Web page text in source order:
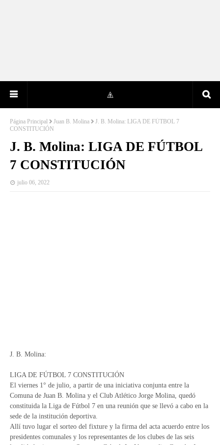
Página Principal Juan B. Molina
J. B. Molina: LIGA DE FÚTBOL 7
CONSTITUCIÓN
J. B. Molina: LIGA DE FÚTBOL
7 CONSTITUCIÓN
julio 06, 2022
J. B. Molina:
LIGA DE FÚTBOL 7 CONSTITUCIÓN
El viernes 1° de julio, a partir de una iniciativa conjunta entre la
Comuna de Juan B. Molina y el Club Atlético Jorge Molina, quedó
constituida la Liga de Fútbol 7 en una reunión que se llevó a cabo en la
sede de la institución deportiva.
Allí tuvo lugar el sorteo del fixture y la firma del acta acuerdo entre los
presidentes comunales y los representantes de los clubes de las seis